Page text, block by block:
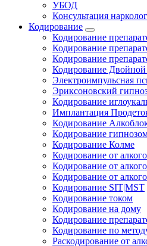
УБОД
Консультация
Кодирование
Кодирование
Кодирование
Кодирование
Кодирование
Электроимпульсная
Эриксоновский
Кодирование
Имплантация
Кодирование
Кодирование
Кодирование Колме
Кодирование от
Кодирование от
Кодирование от
Кодирование SIT|MST
Кодирование током
Кодирование на дому
Кодирование
Кодирование по
Раскодирование от